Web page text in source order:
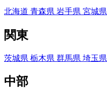
北海道 青森県 岩手県 宮城県
関東
茨城県 栃木県 群馬県 埼玉県
中部